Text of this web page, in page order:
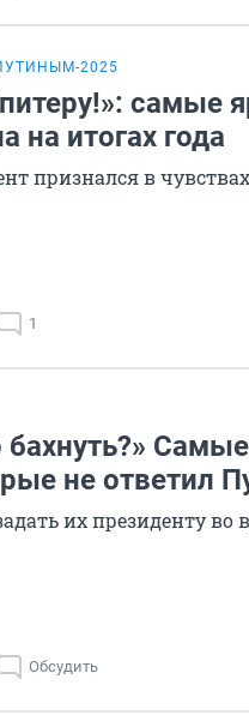
2025
самые
на итогах года
признался в чувствах
1
не ответил
их президенту во
Обсудить